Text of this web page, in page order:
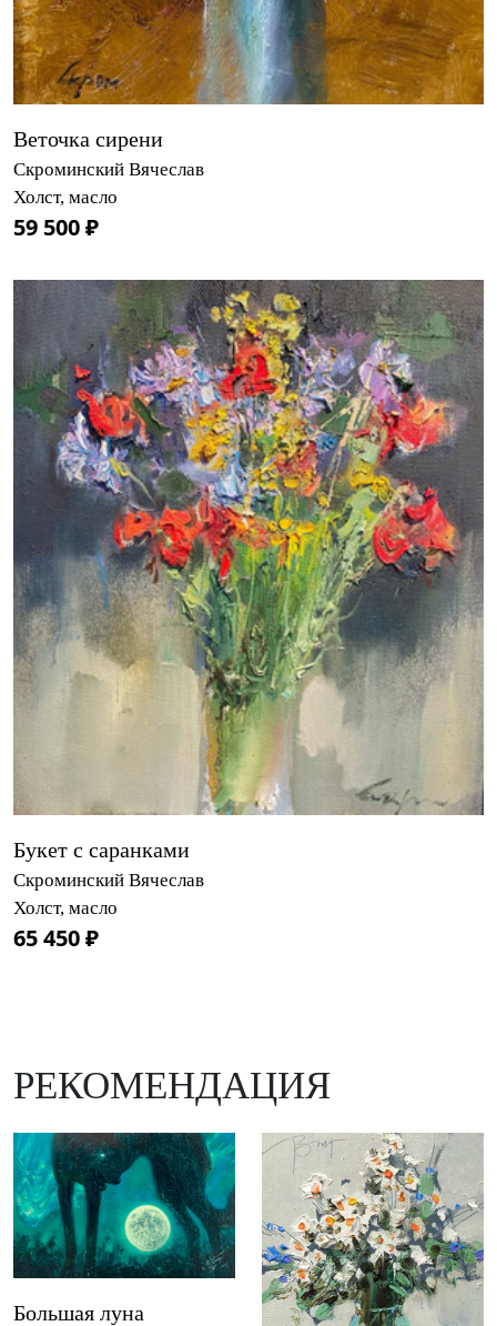
Веточка сирени
Скроминский Вячеслав
Холст, масло
59 500 ₽
Букет с саранками
Скроминский Вячеслав
Холст, масло
65 450 ₽
РЕКОМЕНДАЦИЯ
Большая луна